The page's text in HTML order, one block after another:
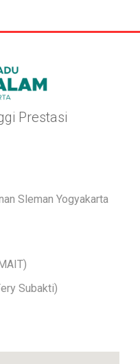
Prestasi
Sleman Yogyakarta
Subakti)